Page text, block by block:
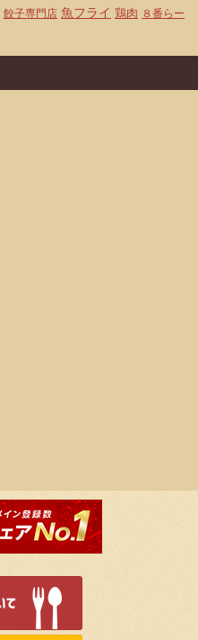
餃子専門店 魚フライ 鶏肉 ８番らー